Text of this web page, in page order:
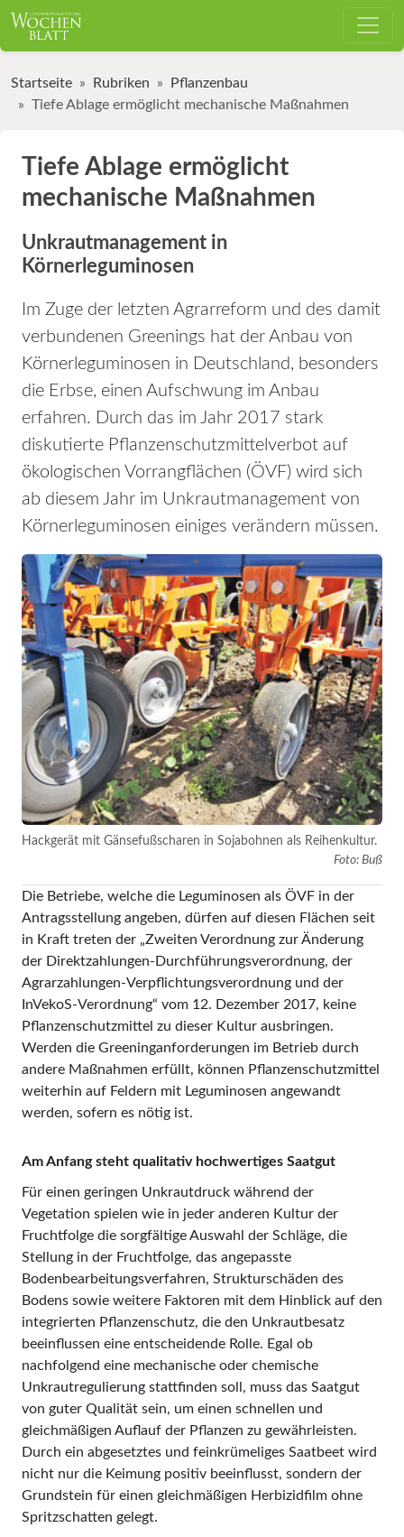
Startseite Rubriken
Pflanzenbau
Tiefe Ablage ermöglicht mechanische Maßnahmen
Tiefe Ablage ermöglicht
mechanische Maßnahmen
Unkrautmanagement in
Körnerleguminosen
Im Zuge der letzten Agrarreform und des damit
verbundenen Greenings hat der Anbau von
Körnerleguminosen in Deutschland, besonders
die Erbse, einen Aufschwung im Anbau
erfahren. Durch das im Jahr 2017 stark
diskutierte Pflanzenschutzmittelverbot auf
ökologischen Vorrangflächen (ÖVF) wird sich
ab diesem Jahr im Unkrautmanagement von
Körnerleguminosen einiges verändern müssen.
Hackgerät mit Gänsefußscharen in Sojabohnen als Reihenkultur.
Foto: Buß
Die Betriebe, welche die Leguminosen als ÖVF in der
Antragsstellung angeben, dürfen auf diesen Flächen seit
in Kraft treten der „Zweiten Verordnung zur Änderung
der Direktzahlungen-Durchführungsverordnung, der
Agrarzahlungen-Verpflichtungsverordnung und der
InVekoS-Verordnung“ vom 12. Dezember 2017, keine
Pflanzenschutzmittel zu dieser Kultur ausbringen.
Werden die Greeninganforderungen im Betrieb durch
andere Maßnahmen erfüllt, können Pflanzenschutzmittel
weiterhin auf Feldern mit Leguminosen angewandt
werden, sofern es nötig ist.
Am Anfang steht qualitativ hochwertiges Saatgut
Für einen geringen Unkrautdruck während der
Vegetation spielen wie in jeder anderen Kultur der
Fruchtfolge die sorgfältige Auswahl der Schläge, die
Stellung in der Fruchtfolge, das angepasste
Bodenbearbeitungsverfahren, Strukturschäden des
Bodens sowie weitere Faktoren mit dem Hinblick auf den
integrierten Pflanzenschutz, die den Unkrautbesatz
beeinflussen eine entscheidende Rolle. Egal ob
nachfolgend eine mechanische oder chemische
Unkrautregulierung stattfinden soll, muss das Saatgut
von guter Qualität sein, um einen schnellen und
gleichmäßigen Auflauf der Pflanzen zu gewährleisten.
Durch ein abgesetztes und feinkrümeliges Saatbeet wird
nicht nur die Keimung positiv beeinflusst, sondern der
Grundstein für einen gleichmäßigen Herbizidfilm ohne
Spritzschatten gelegt.